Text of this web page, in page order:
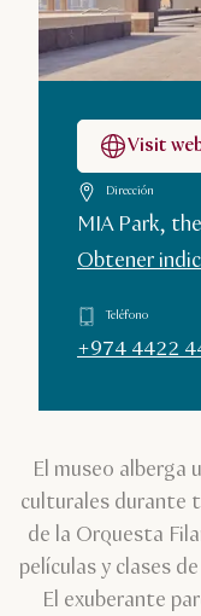
Visit
Dirección
MIA Park,
Obtener
Teléfono
+974 4422
El museo alberga
culturales durante
de la Orquesta
películas y clases
El exuberante